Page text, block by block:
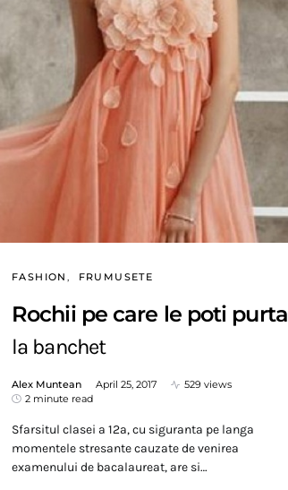
FASHION FRUMUSETE
Rochii pe care le poti purta
la banchet
Alex Muntean April 25, 2017
529 views
2 minute read
Sfarsitul clasei a 12a, cu siguranta pe langa
momentele stresante cauzate de venirea
examenului de bacalaureat, are si…